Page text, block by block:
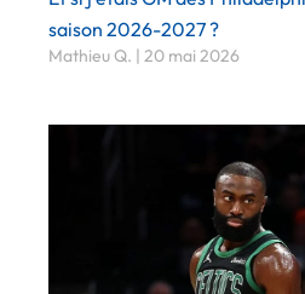
saison 2026-2027 ?
Mathieu Q. 20 mai 2026